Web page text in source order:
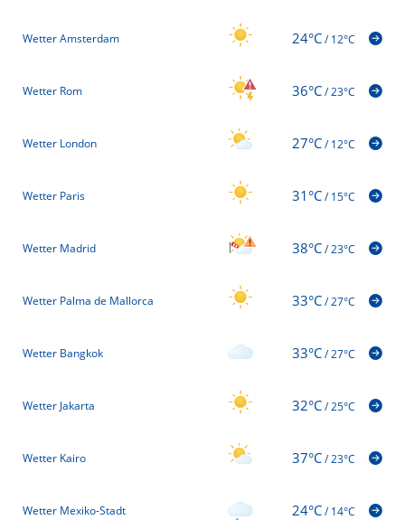
Wetter Amsterdam 24°C/12°C
Wetter Rom 36°C/23°C
Wetter London 27°C/12°C
Wetter Paris 31°C/15°C
Wetter Madrid 38°C/23°C
Wetter Palma de Mallorca 33°C/27°C
Wetter Bangkok 33°C/27°C
Wetter Jakarta 32°C/25°C
Wetter Kairo 37°C/23°C
Wetter Mexiko-Stadt 24°C/14°C